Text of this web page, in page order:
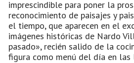
imprescindible para poner la
reconocimiento de paisajes y
el tiempo, que aparecen en el
imágenes históricas de Nardo
pasado», recién salido de la
figura como menú del día en las